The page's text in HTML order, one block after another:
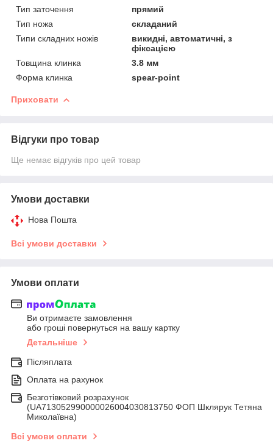
Тип заточення
прямий
Тип ножа
складаний
Типи складних ножів
викидні, автоматичні, з
фіксацією
Товщина клинка
3.8 мм
Форма клинка
spear-point
Приховати
Відгуки про товар
Ще немає відгуків про цей товар
Умови доставки
Нова Пошта
Всі умови доставки
Умови оплати
Ви отримаєте замовлення
або гроші повернуться на вашу картку
Детальніше
Післяплата
Оплата на рахунок
Безготівковий розрахунок
(UA713052990000026004030813750 ФОП Шклярук Тетяна
Миколаївна)
Всі умови оплати